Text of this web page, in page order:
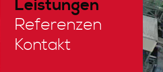
Leistungen
Referenzen
Kontakt